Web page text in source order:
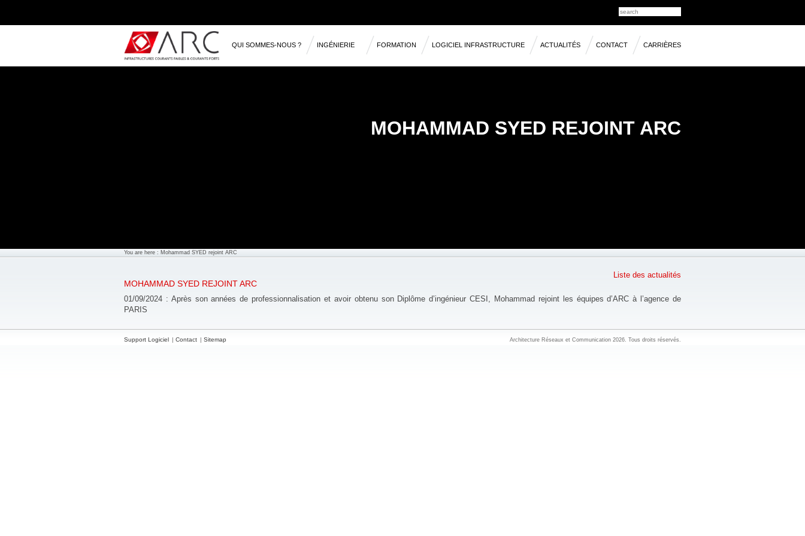
QUI SOMMES-NOUS ? INGÉNIERIE FORMATION LOGICIEL INFRASTRUCTURE ACTUALITÉS CONTACT CARRIÈRES
MOHAMMAD SYED REJOINT ARC
You are here : Mohammad SYED rejoint ARC
Liste des actualités
MOHAMMAD SYED REJOINT ARC
01/09/2024 : Après son années de professionnalisation et avoir obtenu son Diplôme d’ingénieur CESI, Mohammad rejoint les équipes d’ARC à l’agence de
PARIS
Support Logiciel Contact Sitemap Architecture Réseaux et Communication 2026. Tous droits réservés.